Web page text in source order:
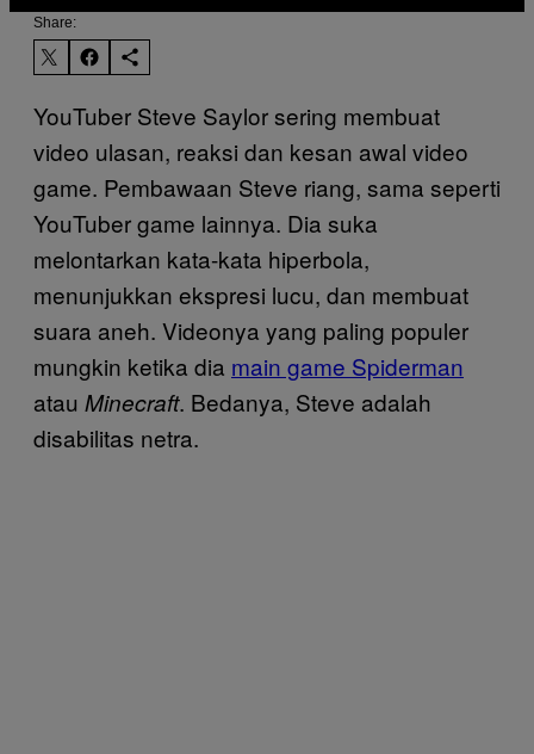
Share:
YouTuber Steve Saylor sering membuat
video ulasan, reaksi dan kesan awal video
game. Pembawaan Steve riang, sama seperti
YouTuber game lainnya. Dia suka
melontarkan kata-kata hiperbola,
menunjukkan ekspresi lucu, dan membuat
suara aneh. Videonya yang paling populer
mungkin ketika dia main game Spiderman
atau Minecraft. Bedanya, Steve adalah
disabilitas netra.